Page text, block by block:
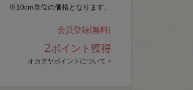
※10cm単位の価格となります。
会員登録(無料)
2ポイント獲得
オカダヤポイントについて >